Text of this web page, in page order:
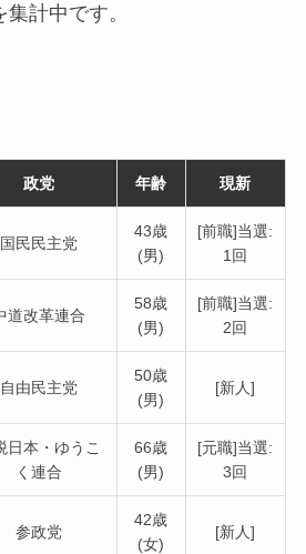
計中です。
政党 年齢 現新
国民民主党
43歳
(男)
[前職]当選:
1回
道改革連合
58歳
(男)
[前職]当選:
2回
自由民主党
50歳
(男)
[新人]
日本・ゆうこ
く連合
66歳
(男)
[元職]当選:
3回
参政党
42歳
(女)
[新人]